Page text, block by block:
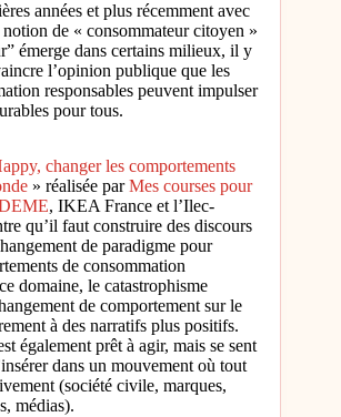
années et plus récemment avec
de « consommateur citoyen »
émerge dans certains milieux, il y
l’opinion publique que les
responsables peuvent impulser
pour tous.
changer les comportements
» réalisée parMes courses pour
, IKEA France et l’Ilec-
qu’il faut construire des discours
de paradigme pour
de consommation
domaine, le catastrophisme
de comportement sur le
à des narratifs plus positifs.
également prêt à agir, mais se sent
dans un mouvement où tout
(société civile, marques,
médias).